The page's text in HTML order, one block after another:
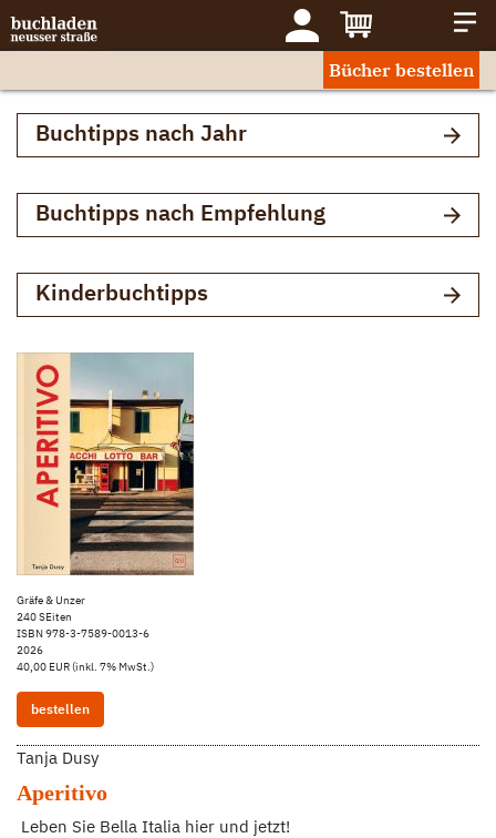
Bücher bestellen
Buchtipps nach Jahr
Buchtipps nach Empfehlung
Kinderbuchtipps
Gräfe & Unzer
240 SEiten
ISBN 978-3-7589-0013-6
2026
40,00 EUR (inkl. 7% MwSt.)
bestellen
Tanja Dusy
Aperitivo
Leben Sie Bella Italia hier und jetzt!